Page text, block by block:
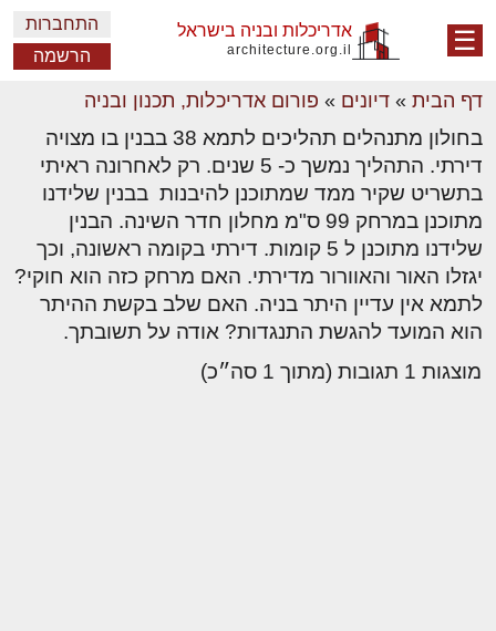
☰ אדריכלות ובניה בישראל
architecture.org.il
התחברות
הרשמה
דף הבית » דיונים » פורום אדריכלות, תכנון ובניה
בחולון מתנהלים תהליכים לתמא 38 בבנין בו מצויה
דירתי. התהליך נמשך כ- 5 שנים. רק לאחרונה ראיתי
בתשריט שקיר ממד שמתוכנן להיבנות בבנין שלידנו
מתוכנן במרחק 99 ס"מ מחלון חדר השינה. הבנין
שלידנו מתוכנן ל 5 קומות. דירתי בקומה ראשונה, וכך
יגזלו האור והאוורור מדירתי. האם מרחק כזה הוא חוקי?
לתמא אין עדיין היתר בניה. האם שלב בקשת ההיתר
הוא המועד להגשת התנגדות? אודה על תשובתך.
מוצגות 1 תגובות (מתוך 1 סה״כ)